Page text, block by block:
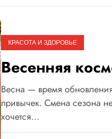
КРАСОТА И ЗДОРОВЬЕ
Весенняя
Весна — время
привычек. Смена сезона
хочется…